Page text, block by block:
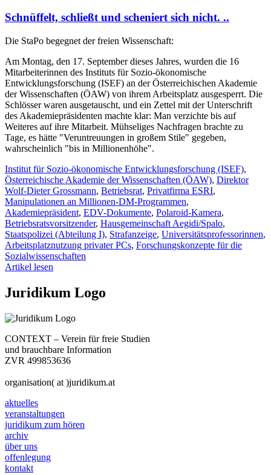
Schnüffelt, schließt und scheniert sich nicht. ..
Die StaPo begegnet der freien Wissenschaft:
Am Montag, den 17. September dieses Jahres, wurden die 16
Mitarbeiterinnen des Instituts für Sozio-ökonomische
Entwicklungsforschung (ISEF) an der Österreichischen Akademie
der Wissenschaften (ÖAW) von ihrem Arbeitsplatz ausgesperrt. Die
Schlösser waren ausgetauscht, und ein Zettel mit der Unterschrift
des Akademiepräsidenten machte klar: Man verzichte bis auf
Weiteres auf ihre Mitarbeit. Mühseliges Nachfragen brachte zu
Tage, es hätte "Veruntreuungen in großem Stile" gegeben,
wahrscheinlich "bis in Millionenhöhe".
Institut für Sozio-ökonomische Entwicklungsforschung (ISEF),
Österreichische Akademie der Wissenschaften (ÖAW), Direktor
Wolf-Dieter Grossmann, Betriebsrat, Privatfirma ESRI,
Manipulationen an Millionen-DM-Programmen,
Akademiepräsident, EDV-Dokumente, Polaroid-Kamera,
Betriebsratsvorsitzender, Hausgemeinschaft Aegidi/Spalo,
Staatspolizei (Abteilung I), Strafanzeige, Universitätsprofessorinnen,
Arbeitsplatznutzung privater PCs, Forschungskonzepte für die
Sozialwissenschaften
Artikel lesen
Juridikum Logo
CONTEXT – Verein für freie Studien
und brauchbare Information
ZVR 499853636
organisation( at )juridikum.at
aktuelles
veranstaltungen
juridikum zum hören
archiv
über uns
offenlegung
kontakt